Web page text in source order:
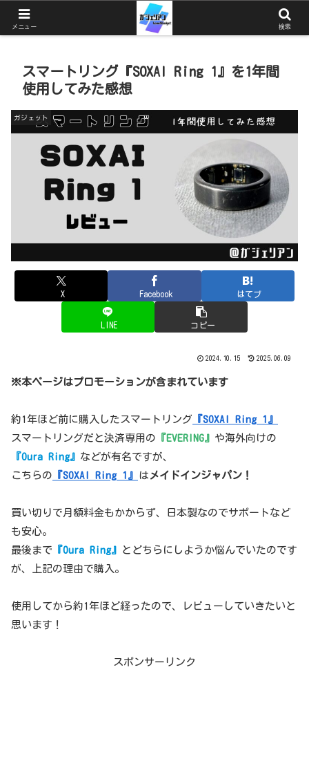
ガジェットとゲームと猫を中心としたブログ
スマートリング『SOXAI Ring 1』を1年間
使用してみた感想
ガジェット
X Facebook はてブ
LINE コピー
2024.10.15 2025.06.09
※本ページはプロモーションが含まれています
約1年ほど前に購入したスマートリング 『SOXAI Ring 1』
スマートリングだと決済専用の 『EVERING』 や海外向けの
『Oura Ring』 などが有名ですが、
こちらの 『SOXAI Ring 1』 は メイドインジャパン！
買い切りで月額料金もかからず、日本製なのでサポートなど
も安心。
最後まで 『Oura Ring』
とどちらにしようか悩んでいたのです
が、上記の理由で購入。
使用してから約1年ほど経ったので、レビューしていきたいと
思います！
スポンサーリンク
メニュー 検索